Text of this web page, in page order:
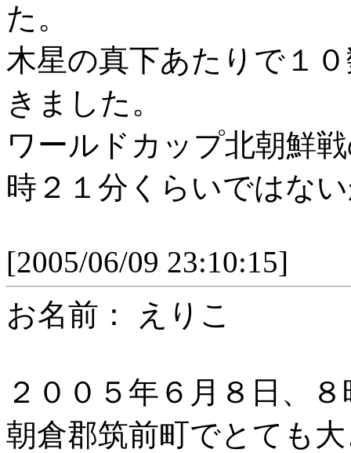
た。
木星の真下あたりで１
きました。
ワールドカップ北朝鮮
時２１分くらいではな
[2005/06/09 23:10:15]
お名前： えりこ
２００５年６月８日、
朝倉郡筑前町でとても